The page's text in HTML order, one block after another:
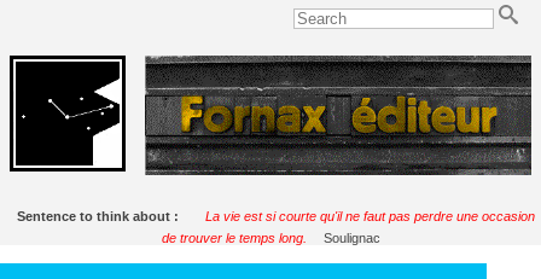
Sentence to think about :
La vie est si courte qu'il ne faut pas perdre une occasion
de trouver le temps long.
Soulignac